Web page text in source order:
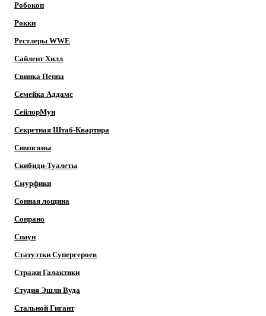
Робокоп
Рокки
Рестлеры WWE
Сайлент Хилл
Свинка Пеппа
Семейка Аддамс
СейлорМун
Секретная Штаб-Квартира
Симпсоны
Скибиди-Туалеты
Смурфики
Сонная лощина
Сопрано
Спаун
Статуэтки Супергероев
Стражи Галактики
Студия Эшли Вуда
Стальной Гигант